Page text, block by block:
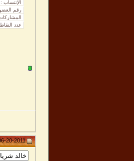
06-20-2011, 02:44 AM